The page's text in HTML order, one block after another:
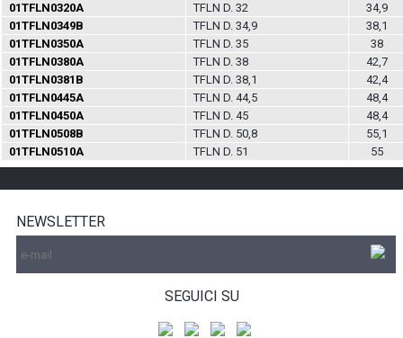
01TFLN0320A
TFLN D. 32
34,9
01TFLN0349B
TFLN D. 34,9
38,1
01TFLN0350A
TFLN D. 35
38
01TFLN0380A
TFLN D. 38
42,7
01TFLN0381B
TFLN D. 38,1
42,4
01TFLN0445A
TFLN D. 44,5
48,4
01TFLN0450A
TFLN D. 45
48,4
01TFLN0508B
TFLN D. 50,8
55,1
01TFLN0510A
TFLN D. 51 55
NEWSLETTER
SEGUICI SU